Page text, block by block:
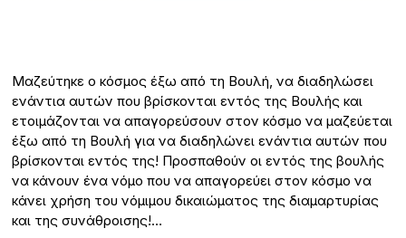
Μαζεύτηκε ο κόσμος έξω από τη Βουλή, να διαδηλώσει
ενάντια αυτών που βρίσκονται εντός της Βουλής και
ετοιμάζονται να απαγορεύσουν στον κόσμο να μαζεύεται
έξω από τη Βουλή για να διαδηλώνει ενάντια αυτών που
βρίσκονται εντός της! Προσπαθούν οι εντός της βουλής
να κάνουν ένα νόμο που να απαγορεύει στον κόσμο να
κάνει χρήση του νόμιμου δικαιώματος της διαμαρτυρίας
και της συνάθροισης!…